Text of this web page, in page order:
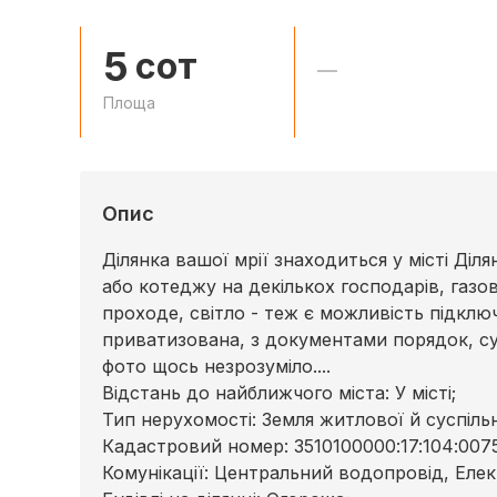
5 сот
Площа
—
Опис
Ділянка вашої мрії знаходиться у місті
або котеджу на декількох господарів,
проходе, світло - теж є можливість
приватизована, з документами порядок,
фото щось незрозуміло....
Відстань до найближчого міста: У місті;
Тип нерухомості: Земля житлової й
Кадастровий номер:
Комунікації: Центральний водопровід,